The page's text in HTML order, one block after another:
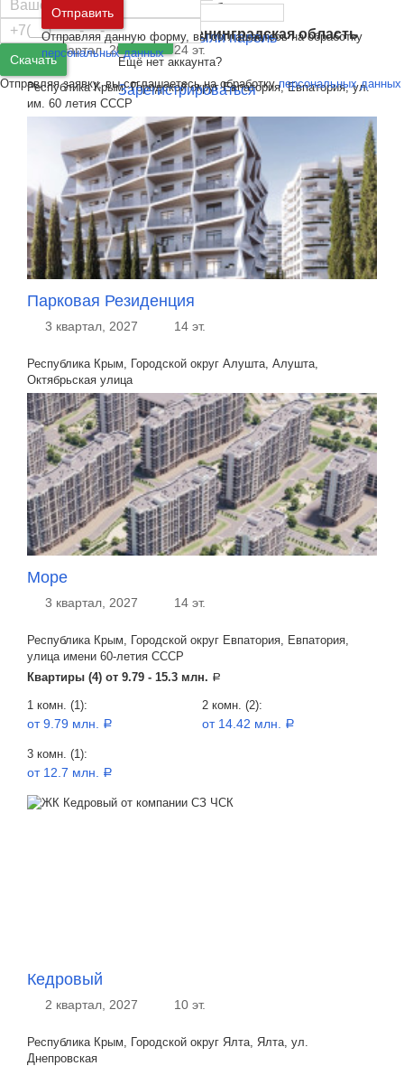
Москва и
Московская область
Санкт-Петербург иЛенинградская область
Войти Забыли пароль
Ещё нет аккаунта?
Зарегистрироваться
Скачать
Отправляя заявку, вы соглашаетесь на обработкуперсональных данных
Мойнако Резорт
3 квартал, 2027 24 эт.
Республика Крым, Городской округ Евпатория, Евпатория, ул.
им. 60 летия СССР
Парковая Резиденция
3 квартал, 2027 14 эт.
Республика Крым, Городской округ Алушта, Алушта,
Октябрьская улица
Море
3 квартал, 2027 14 эт.
Республика Крым, Городской округ Евпатория, Евпатория,
улица имени 60-летия СССР
Квартиры (4) от 9.79 - 15.3 млн. a
1 комн. (1):
от 9.79 млн. a
2 комн. (2):
от 14.42 млн. a
3 комн. (1):
от 12.7 млн. a
Кедровый
2 квартал, 2027 10 эт.
Республика Крым, Городской округ Ялта, Ялта, ул.
Днепровская
Отправить
Отправляя данную форму, вы соглашаетесь на обработку
персональных данных